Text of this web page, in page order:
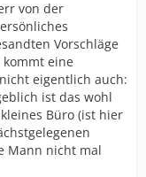
von der
Vorschläge
eine
eigentlich auch:
ist das wohl
Büro (ist hier
Mann nicht mal